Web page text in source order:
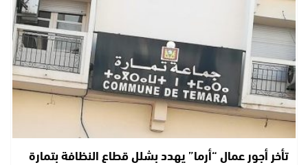
تأخر أجور عمال “أرما” يهدد بشلل قطاع النظافة بتمارة